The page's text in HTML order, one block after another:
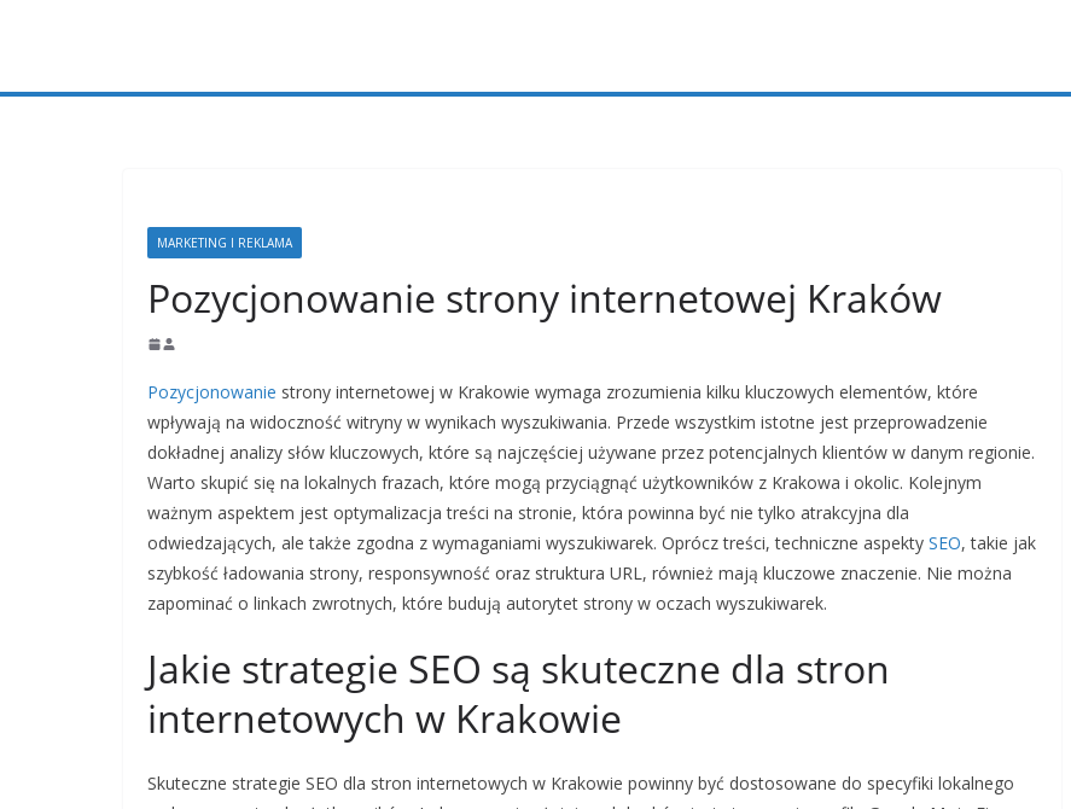
MARKETING I REKLAMA
Pozycjonowanie strony internetowej Kraków
Pozycjonowanie strony internetowej w Krakowie wymaga zrozumienia kilku kluczowych elementów, które
wpływają na widoczność witryny w wynikach wyszukiwania. Przede wszystkim istotne jest przeprowadzenie
dokładnej analizy słów kluczowych, które są najczęściej używane przez potencjalnych klientów w danym regionie.
Warto skupić się na lokalnych frazach, które mogą przyciągnąć użytkowników z Krakowa i okolic. Kolejnym
ważnym aspektem jest optymalizacja treści na stronie, która powinna być nie tylko atrakcyjna dla
odwiedzających, ale także zgodna z wymaganiami wyszukiwarek. Oprócz treści, techniczne aspekty SEO, takie jak
szybkość ładowania strony, responsywność oraz struktura URL, również mają kluczowe znaczenie. Nie można
zapominać o linkach zwrotnych, które budują autorytet strony w oczach wyszukiwarek.
Jakie strategie SEO są skuteczne dla stron
internetowych w Krakowie
Skuteczne strategie SEO dla stron internetowych w Krakowie powinny być dostosowane do specyfiki lokalnego